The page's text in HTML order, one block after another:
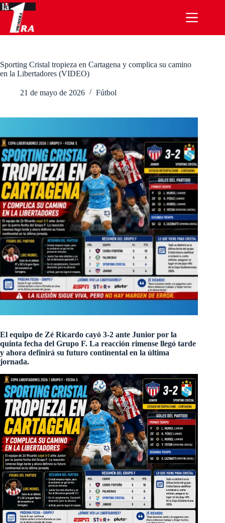
Saltar
al
contenido
Sporting Cristal tropieza en Cartagena y complica su camino
en la Libertadores (VIDEO)
21 de mayo de 2026 Fútbol
El equipo de Zé Ricardo cayó 3-2 ante Junior por la
quinta fecha del Grupo F. La reacción rimense llegó tarde
y ahora definirá su futuro continental en la última
jornada.